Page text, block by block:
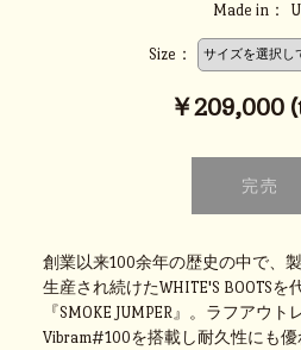
Made in：
Size：
￥209,000
創業以来100余年の歴史の中で、
生産され続けたWHITE'S BOOTSを
『SMOKE JUMPER』。ラフアウト
Vibram#100を搭載し耐久性にも優